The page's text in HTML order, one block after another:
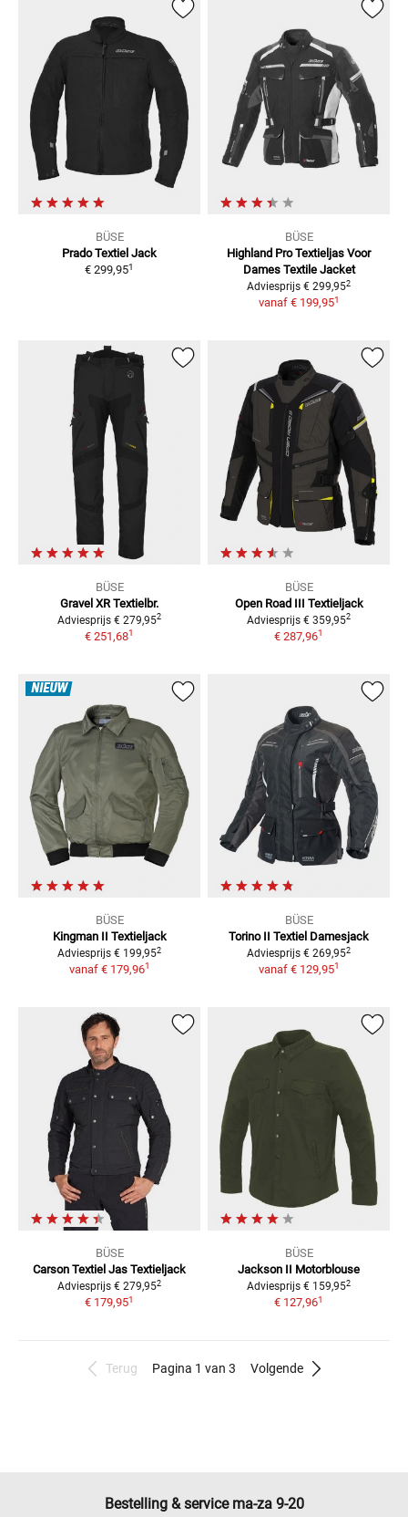
BÜSE
Prado Textiel Jack
€ 299,951
BÜSE
Highland Pro Textieljas Voor
Dames Textile Jacket
Adviesprijs € 299,952
vanaf € 199,951
BÜSE
Gravel XR Textielbr.
Adviesprijs € 279,952
€ 251,681
BÜSE
Open Road III Textieljack
Adviesprijs € 359,952
€ 287,961
NIEUW
BÜSE
Kingman II Textieljack
Adviesprijs € 199,952
vanaf € 179,961
BÜSE
Torino II Textiel Damesjack
Adviesprijs € 269,952
vanaf € 129,951
BÜSE
Carson Textiel Jas Textieljack
Adviesprijs € 279,952
€ 179,951
BÜSE
Jackson II Motorblouse
Adviesprijs € 159,952
€ 127,961
Terug Pagina 1 van 3 Volgende
Bestelling & service ma-za 9-20